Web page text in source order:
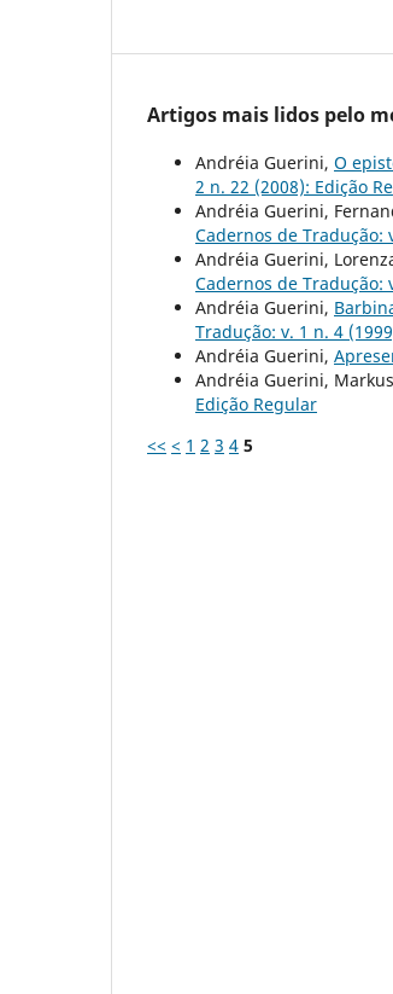
Artigos mais lidos pelo
Andréia Guerini, O
2 n. 22 (2008): Edição
Andréia Guerini,
Cadernos de Tradução:
Andréia Guerini,
Cadernos de Tradução:
Andréia Guerini,
Tradução: v. 1 n. 4
Andréia Guerini,
Andréia Guerini,
Edição Regular
<< < 1 2 3 4 5